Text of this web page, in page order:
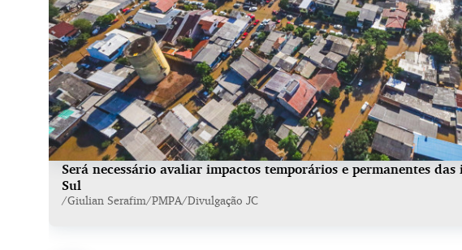
Será necessário avaliar impactos temporários e permanentes
Sul
/Giulian Serafim/PMPA/Divulgação JC